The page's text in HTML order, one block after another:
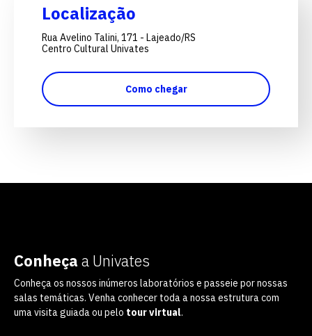
Localização
Rua Avelino Talini, 171 - Lajeado/RS
Centro Cultural Univates
Como chegar
Conheça a Univates
Conheça os nossos inúmeros laboratórios e passeie por nossas
salas temáticas. Venha conhecer toda a nossa estrutura com
uma visita guiada ou pelo tour virtual.